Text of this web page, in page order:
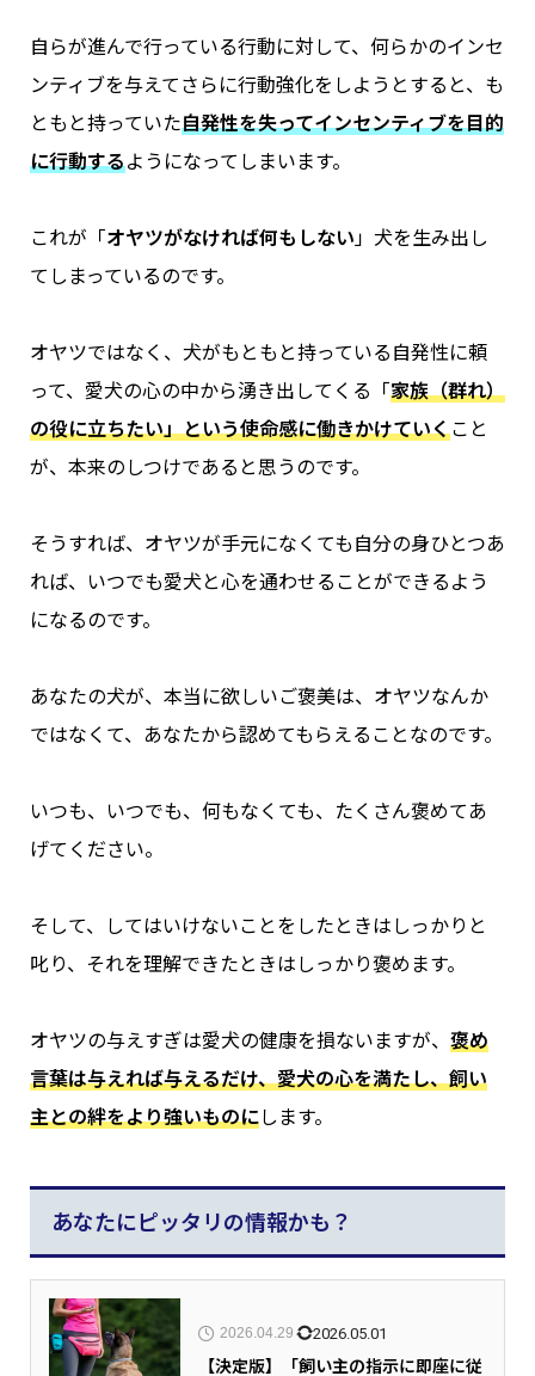
自らが進んで行っている行動に対して、何らかのインセ
ンティブを与えてさらに行動強化をしようとすると、も
ともと持っていた自発性を失ってインセンティブを目的
に行動するようになってしまいます。
これが「オヤツがなければ何もしない 」犬を生み出し
てしまっているのです。
オヤツではなく、犬がもともと持っている自発性に頼
って、愛犬の心の中から湧き出してくる「家族（群れ）
の役に立ちたい」という使命感に働きかけていくこと
が、本来のしつけであると思うのです。
そうすれば、オヤツが手元になくても自分の身ひとつあ
れば、いつでも愛犬と心を通わせることができるよう
になるのです。
あなたの犬が、本当に欲しいご褒美は、オヤツなんか
ではなくて、あなたから認めてもらえることなのです。
いつも、いつでも、何もなくても、たくさん褒めてあ
げてください。
そして、してはいけないことをしたときはしっかりと
叱り、それを理解できたときはしっかり褒めます。
オヤツの与えすぎは愛犬の健康を損ないますが、 褒め
言葉は与えれば与えるだけ、愛犬の心を満たし、飼い
主との絆をより強いものにします。
あなたにピッタリの情報かも？
2026.04.29 2026.05.01
【決定版】「飼い主の指示に即座に従